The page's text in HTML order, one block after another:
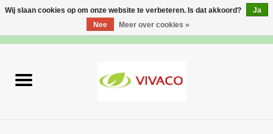
Wij slaan cookies op om onze website te verbeteren. Is dat akkoord?
Ja
Nee
Meer over cookies »